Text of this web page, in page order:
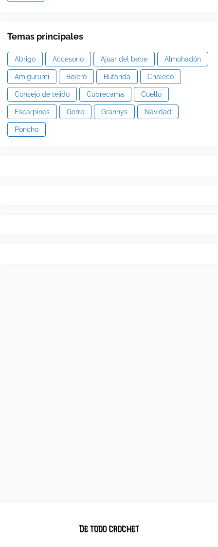
Temas principales
Abrigo Accesorio Ajuar del bebe Almohadón
Amigurumi Bolero Bufanda Chaleco
Consejo de tejido Cubrecama Cuello
Escarpines Gorro Grannys Navidad
Poncho